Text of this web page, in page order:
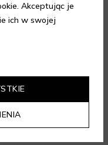
Akceptując je
ich w swojej